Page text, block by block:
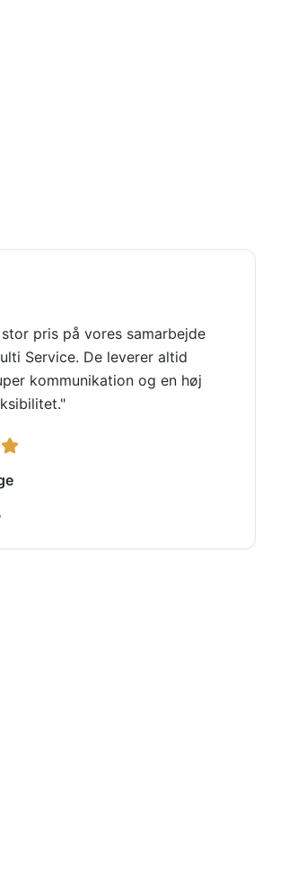
pris på vores samarbejde
Service. De leverer altid
kommunikation og en høj
"